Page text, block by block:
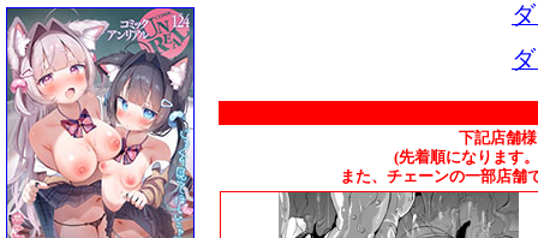
下記店舗
(先着順になります
また、チェーンの一部店舗